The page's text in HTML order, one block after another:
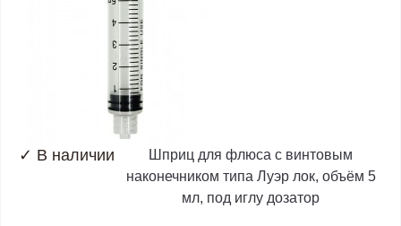
✓ В наличии
Шприц для флюса с винтовым
наконечником типа Луэр лок, объём 5
мл, под иглу дозатор